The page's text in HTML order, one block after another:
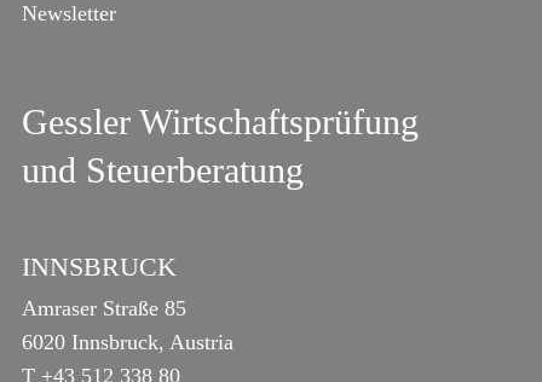
Newsletter
Gessler Wirtschaftsprüfung
und Steuerberatung
INNSBRUCK
Amraser Straße 85
6020 Innsbruck, Austria
T +43 512 338 80